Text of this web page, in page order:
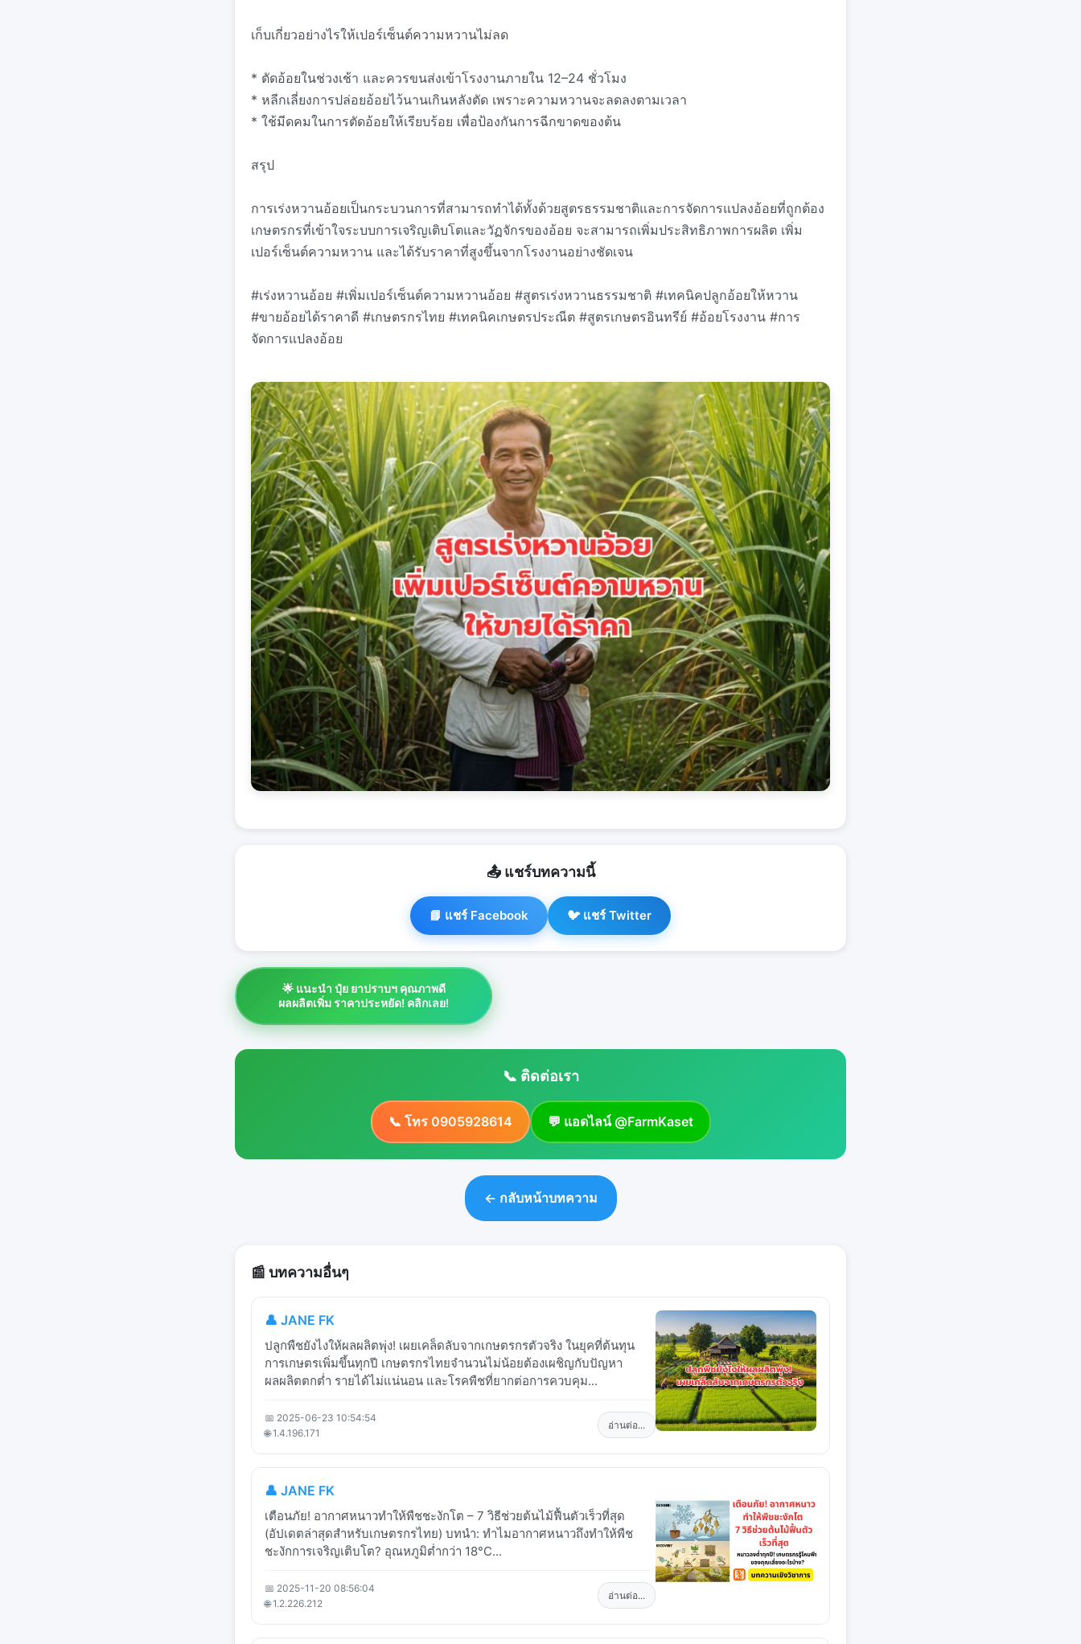
เก็บเกี่ยวอย่างไรให้เปอร์เซ็นต์ความหวานไม่ลด
* ตัดอ้อยในช่วงเช้า และควรขนส่งเข้าโรงงานภายใน 12–24 ชั่วโมง
* หลีกเลี่ยงการปล่อยอ้อยไว้นานเกินหลังตัด เพราะความหวานจะลดลงตามเวลา
* ใช้มีดคมในการตัดอ้อยให้เรียบร้อย เพื่อป้องกันการฉีกขาดของต้น
สรุป
การเร่งหวานอ้อยเป็นกระบวนการที่สามารถทำได้ทั้งด้วยสูตรธรรมชาติและการจัดการแปลงอ้อยที่ถูกต้อง
เกษตรกรที่เข้าใจระบบการเจริญเติบโตและวัฏจักรของอ้อย จะสามารถเพิ่มประสิทธิภาพการผลิต เพิ่ม
เปอร์เซ็นต์ความหวาน และได้รับราคาที่สูงขึ้นจากโรงงานอย่างชัดเจน
#เร่งหวานอ้อย #เพิ่มเปอร์เซ็นต์ความหวานอ้อย #สูตรเร่งหวานธรรมชาติ #เทคนิคปลูกอ้อยให้หวาน
#ขายอ้อยได้ราคาดี #เกษตรกรไทย #เทคนิคเกษตรประณีต #สูตรเกษตรอินทรีย์ #อ้อยโรงงาน #การ
จัดการแปลงอ้อย
📤 แชร์บทความนี้
📘 แชร์ Facebook 🐦 แชร์ Twitter
🌟 แนะนำ ปุ๋ย ยาปราบฯ คุณภาพดี
ผลผลิตเพิ่ม ราคาประหยัด! คลิกเลย!
📞 ติดต่อเรา
📞 โทร 0905928614 💬 แอดไลน์ @FarmKaset
← กลับหน้าบทความ
📰 บทความอื่นๆ
👤 JANE FK
ปลูกพืชยังไงให้ผลผลิตพุ่ง! เผยเคล็ดลับจากเกษตรกรตัวจริง ในยุคที่ต้นทุน
การเกษตรเพิ่มขึ้นทุกปี เกษตรกรไทยจำนวนไม่น้อยต้องเผชิญกับปัญหา
ผลผลิตตกต่ำ รายได้ไม่แน่นอน และโรคพืชที่ยากต่อการควบคุม...
📅 2025-06-23 10:54:54
🌐 1.4.196.171
อ่านต่อ...
👤 JANE FK
เตือนภัย! อากาศหนาวทำให้พืชชะงักโต – 7 วิธีช่วยต้นไม้ฟื้นตัวเร็วที่สุด
(อัปเดตล่าสุดสำหรับเกษตรกรไทย) บทนำ: ทำไมอากาศหนาวถึงทำให้พืช
ชะงักการเจริญเติบโต? อุณหภูมิต่ำกว่า 18°C...
📅 2025-11-20 08:56:04
🌐 1.2.226.212
อ่านต่อ...